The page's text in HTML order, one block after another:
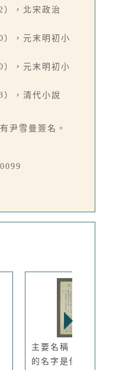
，北宋政治
，元末明初小
，元末明初小
，清代小說
尹雪曼簽名。
主要名稱：弱者，你
的名字是個...